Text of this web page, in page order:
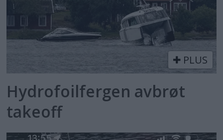
PLUS
Hydrofoilfergen avbrøt
takeoff